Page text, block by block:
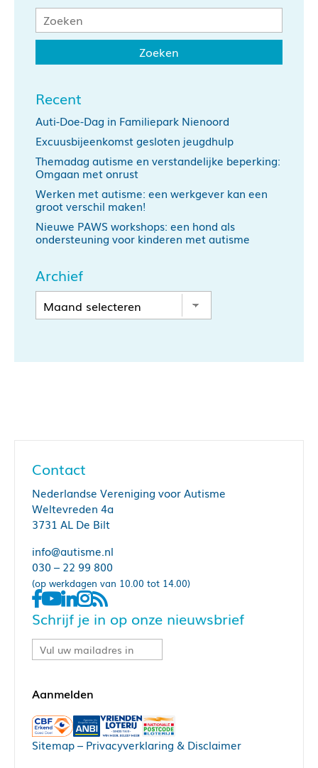
Recent
Auti-Doe-Dag in Familiepark Nienoord
Excuusbijeenkomst gesloten jeugdhulp
Themadag autisme en verstandelijke beperking:
Omgaan met onrust
Werken met autisme: een werkgever kan een
groot verschil maken!
Nieuwe PAWS workshops: een hond als
ondersteuning voor kinderen met autisme
Archief
Contact
Nederlandse Vereniging voor Autisme
Weltevreden 4a
3731 AL De Bilt
info@autisme.nl
030 – 22 99 800
(op werkdagen van 10.00 tot 14.00)
Schrijf je in op onze nieuwsbrief
Sitemap– Privacyverklaring & Disclaimer